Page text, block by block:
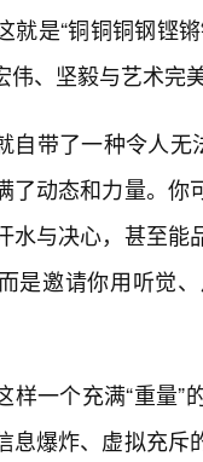
就是“铜铜铜钢铿
伟、坚毅与艺术完
自带了一种令人无
了动态和力量。
水与决心，甚至
是邀请你用听觉
样一个充满“重量
息爆炸、虚拟充